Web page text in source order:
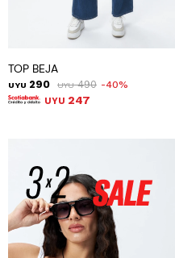
TOP BEJA
UYU 290 UYU 490 40
UYU 247